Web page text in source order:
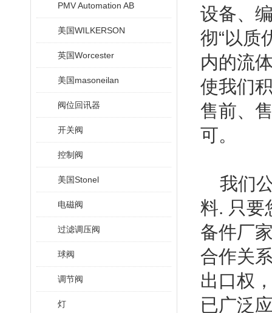
PMV Automation AB
美国WILKERSON
英国Worcester
美国masoneilan
阀位回讯器
开关阀
控制阀
美国Stonel
电磁阀
过滤调压阀
球阀
调节阀
灯
设备、
彻“以质
内的流
使我们
售前、
可。
我们公
料. 只要
备件厂
合作关
出口权
已广泛